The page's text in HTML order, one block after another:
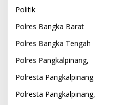
Politik
Polres Bangka Barat
Polres Bangka Tengah
Polres Pangkalpinang,
Polresta Pangkalpinang
Polresta Pangkalpinang,